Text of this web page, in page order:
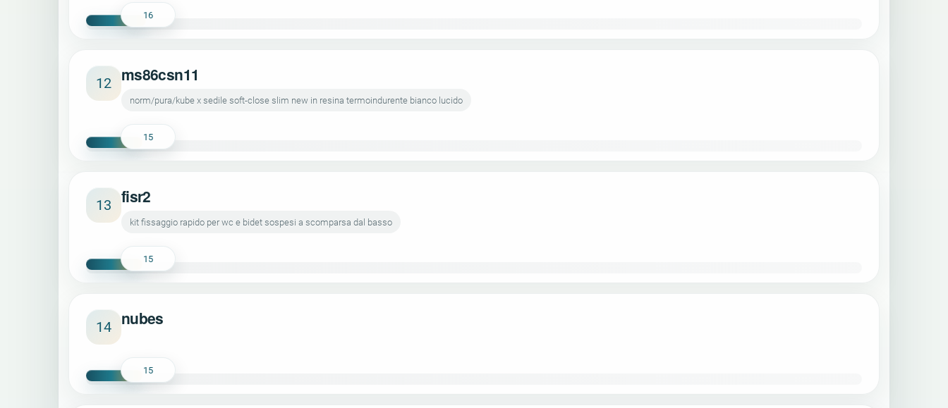
16
12 ms86csn11
norm/pura/kube x sedile soft-close slim new in resina termoindurente bianco lucido
15
13 fisr2
kit fissaggio rapido per wc e bidet sospesi a scomparsa dal basso
15
14 nubes
15